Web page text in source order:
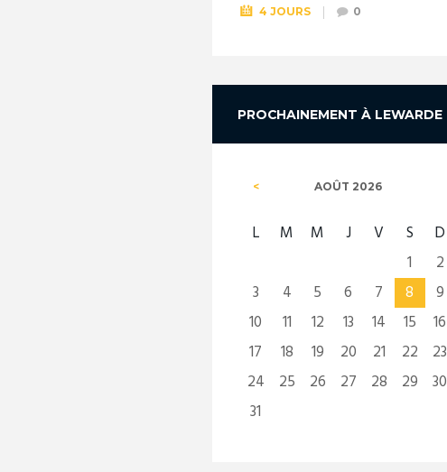
4 JOURS 0
PROCHAINEMENT À LEWARDE
AOÛT 2026
L M M J V S
D
1
2
3
4 5 6 7 8
9
10
11 12 13 14 15
16
17
18 19 20 21 22
23
24
25 26 27 28 29
30
31